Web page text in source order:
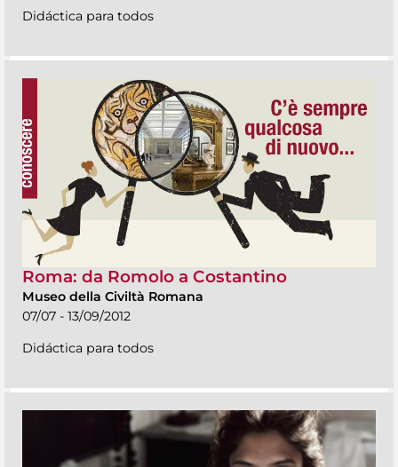
Didáctica para todos
Roma: da Romolo a Costantino
Museo della Civiltà Romana
07/07 - 13/09/2012
Didáctica para todos